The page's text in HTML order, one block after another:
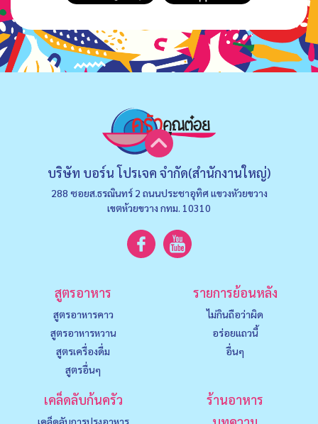
บริษัท บอร์น โปรเจค จำกัด(สำนักงานใหญ่)
288 ซอยส.ธรณินทร์ 2 ถนนประชาอุทิศ แขวงหัวยขวาง
เขตห้วยขวาง กทม. 10310
สูตรอาหาร
สูตรอาหารคาว
สูตรอาหารหวาน
สูตรเครื่องดื่ม
สูตรอื่นๆ
รายการย้อนหลัง
ไม่กินถือว่าผิด
อร่อยแถวนี้
อื่นๆ
เคล็ดลับก้นครัว
เคล็ดลับการปรุงอาหาร
ร้านอาหาร